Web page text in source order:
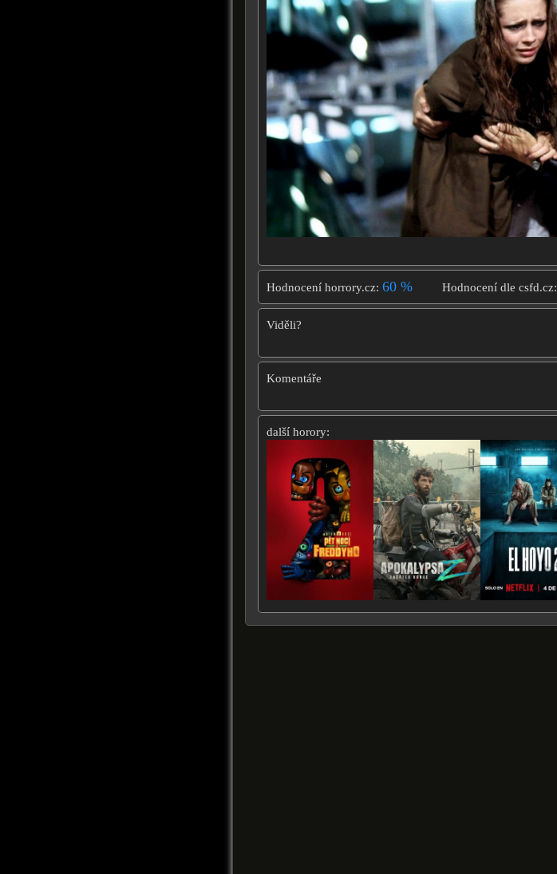
Hodnocení horrory.cz: 60 % Hodnocení dle csfd.cz:
Viděli?
Komentáře
další horory: